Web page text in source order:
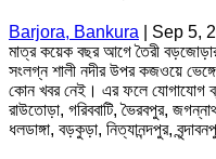
Barjora, Bankura
Sep 5,
মাত্র কয়েক বছর আগে তৈরী বড়জোড়ার
সংলগ্ন শালী নদীর উপর কজওয়ে
কোন খবর নেই। এর ফলে যোগাযোগ
রাউতোড়া, গরিববাটি, ভৈরবপুর,
ধলডাঙ্গা, বড়কুড়া, নিত্যানন্দপুর,